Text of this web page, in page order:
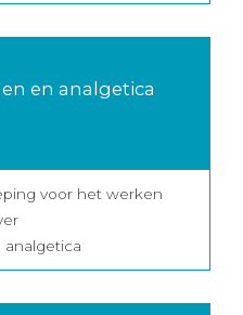
en analgetica
voor het werken